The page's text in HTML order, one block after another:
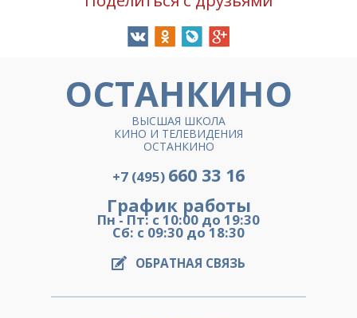
ОСТАНКИНО
ВЫСШАЯ ШКОЛА
КИНО И ТЕЛЕВИДЕНИЯ
ОСТАНКИНО
+7 (495) 660 33 16
График работы
Пн - Пт: с 10:00 до 19:30
Сб: с 09:30 до 18:30
ОБРАТНАЯ СВЯЗЬ